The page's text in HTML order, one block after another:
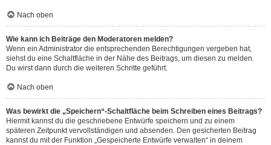
Nach oben
Wie kann ich Beiträge den Moderatoren melden?
Wenn ein Administrator die entsprechenden Berechtigungen vergeben hat,
siehst du eine Schaltfläche in der Nähe des Beitrags, um diesen zu melden.
Du wirst dann durch die weiteren Schritte geführt.
Nach oben
Was bewirkt die „Speichern“-Schaltfläche beim Schreiben eines Beitrags?
Hiermit kannst du die geschriebene Entwürfe speichern und zu einem
späteren Zeitpunkt vervollständigen und absenden. Den gesicherten Beitrag
kannst du mit der Funktion „Gespeicherte Entwürfe verwalten“ in deinem